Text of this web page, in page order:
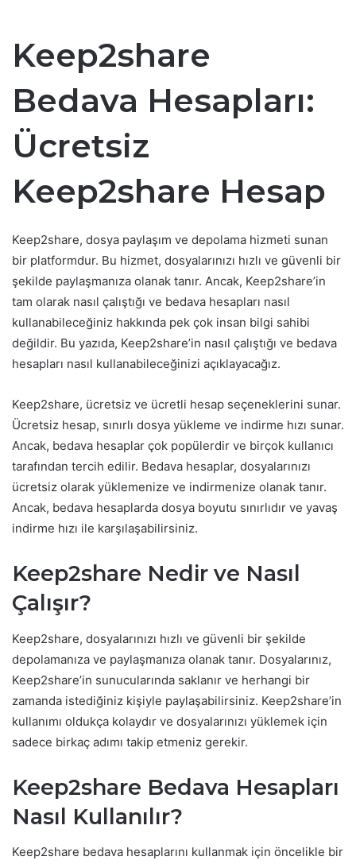
Keep2share
Bedava Hesapları:
Ücretsiz
Keep2share Hesap
Keep2share, dosya paylaşım ve depolama hizmeti sunan
bir platformdur. Bu hizmet, dosyalarınızı hızlı ve güvenli bir
şekilde paylaşmanıza olanak tanır. Ancak, Keep2share’in
tam olarak nasıl çalıştığı ve bedava hesapları nasıl
kullanabileceğiniz hakkında pek çok insan bilgi sahibi
değildir. Bu yazıda, Keep2share’in nasıl çalıştığı ve bedava
hesapları nasıl kullanabileceğinizi açıklayacağız.
Keep2share, ücretsiz ve ücretli hesap seçeneklerini sunar.
Ücretsiz hesap, sınırlı dosya yükleme ve indirme hızı sunar.
Ancak, bedava hesaplar çok popülerdir ve birçok kullanıcı
tarafından tercih edilir. Bedava hesaplar, dosyalarınızı
ücretsiz olarak yüklemenize ve indirmenize olanak tanır.
Ancak, bedava hesaplarda dosya boyutu sınırlıdır ve yavaş
indirme hızı ile karşılaşabilirsiniz.
Keep2share Nedir ve Nasıl
Çalışır?
Keep2share, dosyalarınızı hızlı ve güvenli bir şekilde
depolamanıza ve paylaşmanıza olanak tanır. Dosyalarınız,
Keep2share’in sunucularında saklanır ve herhangi bir
zamanda istediğiniz kişiyle paylaşabilirsiniz. Keep2share’in
kullanımı oldukça kolaydır ve dosyalarınızı yüklemek için
sadece birkaç adımı takip etmeniz gerekir.
Keep2share Bedava Hesapları
Nasıl Kullanılır?
Keep2share bedava hesaplarını kullanmak için öncelikle bir